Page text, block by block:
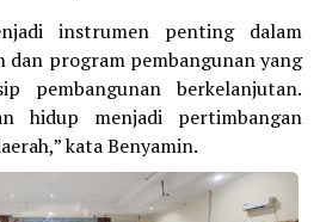
instrumen penting dalam
dan program pembangunan yang
pembangunan berkelanjutan.
hidup menjadi pertimbangan
kata Benyamin.